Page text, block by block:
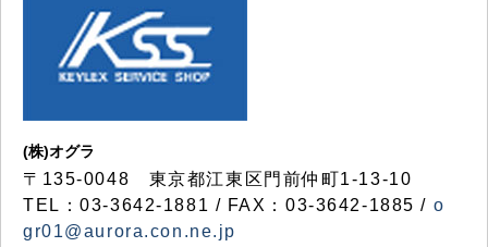
(株)オグラ
〒135-0048 東京都江東区門前仲町1-13-10
TEL：03-3642-1881 / FAX：03-3642-1885 / o
gr01@aurora.con.ne.jp